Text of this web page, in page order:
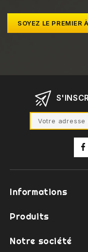
SOYEZ LE PREMIER
Informations
Produits
Notre société